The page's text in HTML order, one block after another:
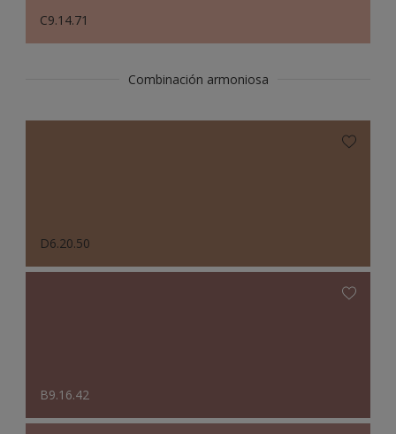
C9.14.71
Combinación armoniosa
D6.20.50
B9.16.42